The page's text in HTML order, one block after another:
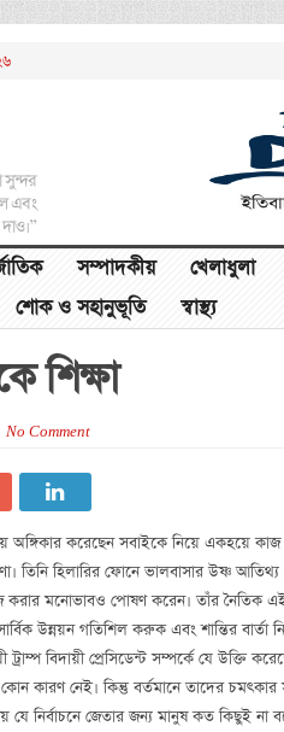
সুন্দর
এবং
সম্পাদকীয় খেলাধুলা
শোক ও সহানুভূতি স্বাস্থ্য
শিক্ষা
No Comment
করেছেন সবাইকে নিয়ে একহয়ে কাজ
তিনি হিলারির ফোনে ভালবাসার উষ্ণ আতিথ্য
করার মনোভাবও পোষণ করেন। তাঁর নৈতিক
উন্নয়ন গতিশিল করুক এবং শান্তির বার্তা
ট্রাম্প বিদায়ী প্রেসিডেন্ট সম্পর্কে যে উক্তি
কারণ নেই। কিন্তু বর্তমানে তাদের
যে নির্বাচনে জেতার জন্য মানুষ কত কিছুই